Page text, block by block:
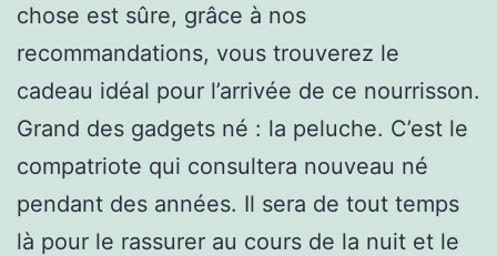
chose est sûre, grâce à nos
recommandations, vous trouverez le
cadeau idéal pour l’arrivée de ce nourrisson.
Grand des gadgets né : la peluche. C’est le
compatriote qui consultera nouveau né
pendant des années. Il sera de tout temps
là pour le rassurer au cours de la nuit et le